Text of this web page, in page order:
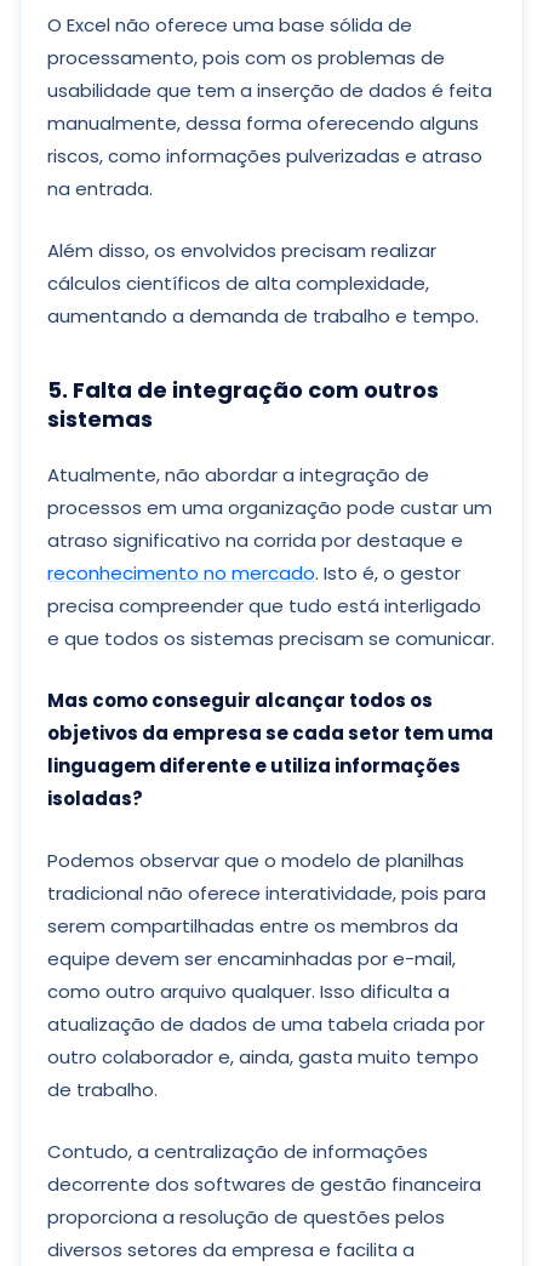
O Excel não oferece uma base sólida de
processamento, pois com os problemas de
usabilidade que tem a inserção de dados é feita
manualmente, dessa forma oferecendo alguns
riscos, como informações pulverizadas e atraso
na entrada.
Além disso, os envolvidos precisam realizar
cálculos científicos de alta complexidade,
aumentando a demanda de trabalho e tempo.
5. Falta de integração com outros
sistemas
Atualmente, não abordar a integração de
processos em uma organização pode custar um
atraso significativo na corrida por destaque e
reconhecimento no mercado. Isto é, o gestor
precisa compreender que tudo está interligado
e que todos os sistemas precisam se comunicar.
Mas como conseguir alcançar todos os
objetivos da empresa se cada setor tem uma
linguagem diferente e utiliza informações
isoladas?
Podemos observar que o modelo de planilhas
tradicional não oferece interatividade, pois para
serem compartilhadas entre os membros da
equipe devem ser encaminhadas por e-mail,
como outro arquivo qualquer. Isso dificulta a
atualização de dados de uma tabela criada por
outro colaborador e, ainda, gasta muito tempo
de trabalho.
Contudo, a centralização de informações
decorrente dos softwares de gestão financeira
proporciona a resolução de questões pelos
diversos setores da empresa e facilita a